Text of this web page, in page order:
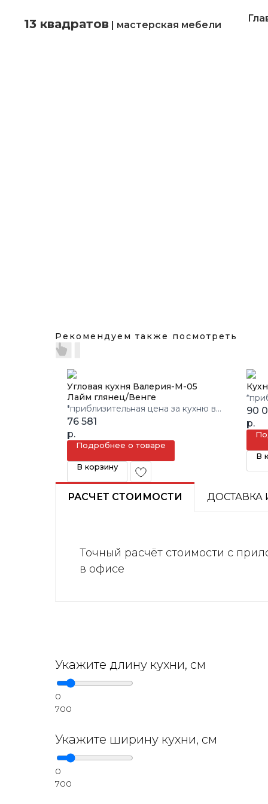
13 квадратов | мастерская мебели
Рекомендуем также посмотреть
Угловая кухня Валерия-М-05
Лайм глянец/Венге
*приблизительная цена за кухню в
3 кв.м.
76 581
р.
Подробнее о товаре
В корзину
3
90
р.
В
РАСЧЕТ СТОИМОСТИ ДОСТАВКА
Точный расчёт стоимости с
в офисе
Укажите длину кухни, см
0
700
Укажите ширину кухни, см
0
700